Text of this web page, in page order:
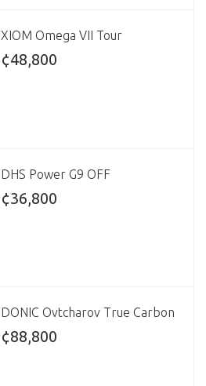
XIOM Omega VII Tour
¢48,800
DHS Power G9 OFF
¢36,800
DONIC Ovtcharov True Carbon
¢88,800